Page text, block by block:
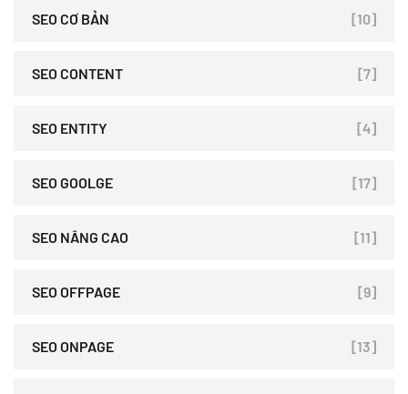
SEO CƠ BẢN [10]
SEO CONTENT [7]
SEO ENTITY [4]
SEO GOOLGE [17]
SEO NÂNG CAO [11]
SEO OFFPAGE [9]
SEO ONPAGE [13]